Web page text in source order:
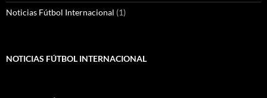
Noticias Fútbol Internacional (1)
NOTICIAS FÚTBOL INTERNACIONAL